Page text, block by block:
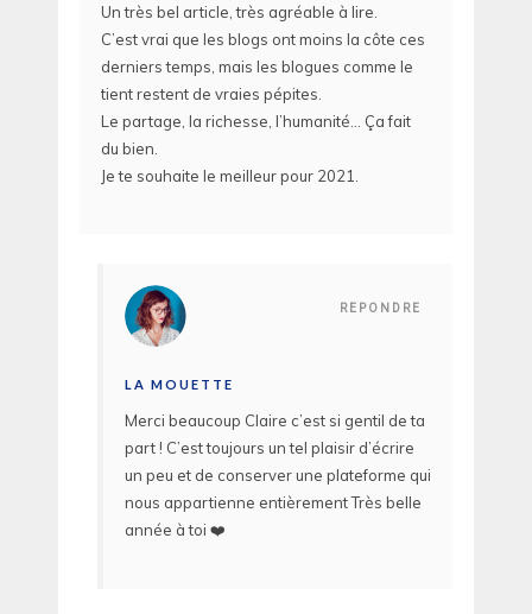
Un très bel article, très agréable à lire.
C’est vrai que les blogs ont moins la côte ces
derniers temps, mais les blogues comme le
tient restent de vraies pépites.
Le partage, la richesse, l’humanité… Ça fait
du bien.
Je te souhaite le meilleur pour 2021.
REPONDRE
LA MOUETTE
Merci beaucoup Claire c’est si gentil de ta
part ! C’est toujours un tel plaisir d’écrire
un peu et de conserver une plateforme qui
nous appartienne entièrement Très belle
année à toi ❤️